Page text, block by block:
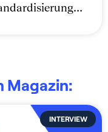
Magazin:
INTERVIEW